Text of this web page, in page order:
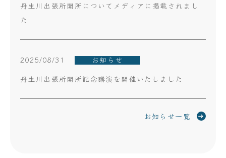
丹生川出張所開所についてメディアに掲載されまし
た
2025/08/31
お知らせ
丹生川出張所開所記念講演を開催いたしました
お知らせ一覧